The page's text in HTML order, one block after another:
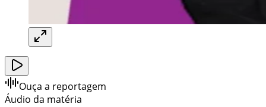
Ouça a reportagem
Áudio da matéria